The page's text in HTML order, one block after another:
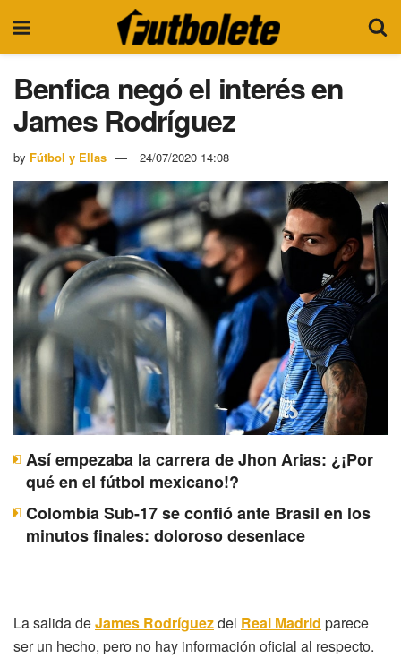
Benfica negó el interés en
James Rodríguez
by Fútbol y Ellas 24/07/2020 14:08
Así empezaba la carrera de Jhon Arias: ¿¡Por
qué en el fútbol mexicano!?
Colombia Sub-17 se confió ante Brasil en los
minutos finales: doloroso desenlace
La salida deJames Rodríguezdel Real Madrid parece
ser un hecho, pero no hay información oficial al respecto.